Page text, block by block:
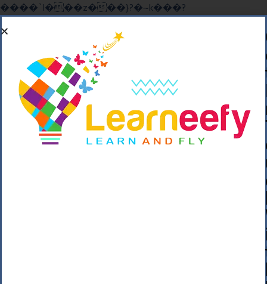
���� `I���z���}?�~k���?
��o��C���ǡ���,����*�3��#eۧ_>\��z
�K{DQg�Ϯ��]u��3o�V~�/��@��??
����Y�]�s�n���s
����p��|
��^��������$��ٽ�P���~��4���Snn^
$ ����Ogy/|>ڿ|�I��'A�n��1�$�}
=c"'��K���X�:��?j�ԫ��-